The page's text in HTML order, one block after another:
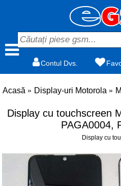
Contul Dvs.
Acasă Display-uri Motorola
Display cu touchscreen
PAGA0004,
Display cu